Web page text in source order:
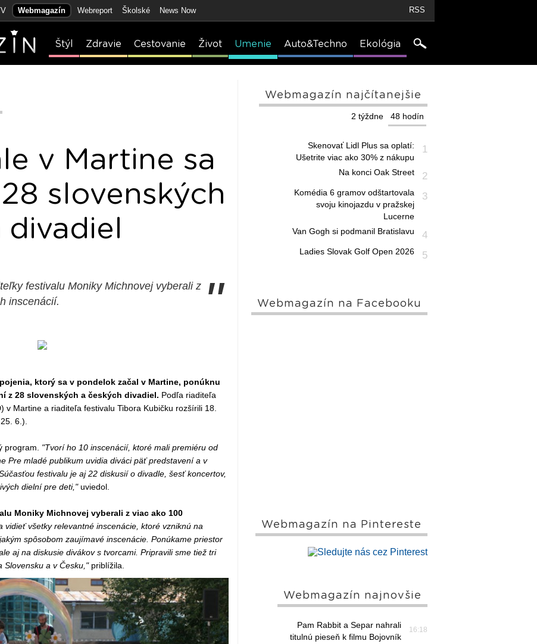
Webmagazín Webreport Školské News Now RSS
Štýl Zdravie Cestovanie Život Umenie Auto&Techno Ekológia
v Martine sa
slovenských
festivalu Moniky Michnovej vyberali z
inscenácií.
"
ktorý sa v pondelok začal v Martine, ponúknu
z 28 slovenských a českých divadiel. Podľa riaditeľa
v Martine a riaditeľa festivalu Tibora Kubičku rozšírili 18.
6.).
program.
"Tvorí ho 10 inscenácií, ktoré mali premiéru od
Pre mladé publikum uvidia diváci päť predstavení a v
festivalu je aj 22 diskusií o divadle, šesť koncertov,
dielní pre deti,"uviedol.
Moniky Michnovej vyberali z viac ako 100
vidieť všetky relevantné inscenácie, ktoré vzniknú na
spôsobom zaujímavé inscenácie. Ponúkame priestor
aj na diskusie divákov s tvorcami. Pripravili sme tiež tri
Slovensku a v Česku,"priblížila.
Webmagazín najčítanejšie
48 hodín
2 týždne
1
Skenovať Lidl Plus sa oplatí:
Ušetrite viac ako 30% z nákupu
2
Na konci Oak Street
3
Komédia 6 gramov odštartovala
svoju kinojazdu v pražskej
Lucerne
4
Van Gogh si podmanil Bratislavu
5
Ladies Slovak Golf Open 2026
Webmagazín na Facebooku
Webmagazín na Pintereste
Webmagazín najnovšie
16:18
Pam Rabbit a Separ nahrali
titulnú pieseň k filmu Bojovník